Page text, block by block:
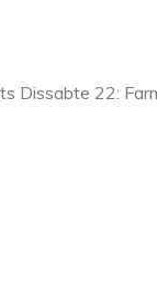
Dissabte 22: